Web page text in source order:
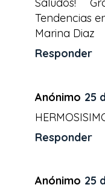
Saludos!
Tendencias
Marina Diaz
Responder
Anónimo 25
Responder
Anónimo 25